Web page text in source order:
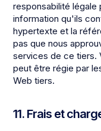
responsabilité légale
information qu'ils
hypertexte et la
pas que nous
services de ce tiers.
peut être régie par
Web tiers.
11. Frais et